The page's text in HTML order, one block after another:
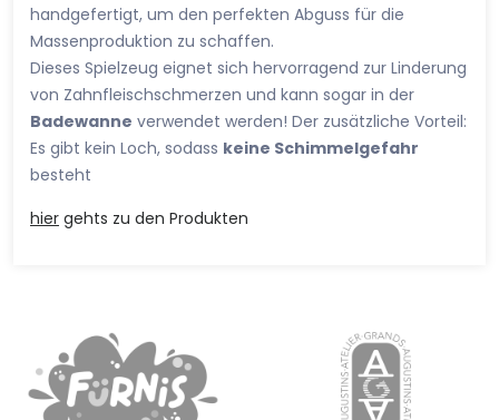
handgefertigt, um den perfekten Abguss für die
Massenproduktion zu schaffen.
Dieses Spielzeug eignet sich hervorragend zur Linderung
von Zahnfleischschmerzen und kann sogar in der
Badewanne verwendet werden! Der zusätzliche Vorteil:
Es gibt kein Loch, sodass keine Schimmelgefahr
besteht
hier gehts zu den Produkten